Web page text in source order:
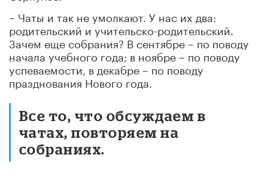
– Чаты и так не умолкают. У нас их два:
родительский и учительско-родительский.
Зачем еще собрания? В сентябре – по поводу
начала учебного года; в ноябре – по поводу
успеваемости, в декабре – по поводу
празднования Нового года.
Все то, что обсуждаем в
чатах, повторяем на
собраниях.